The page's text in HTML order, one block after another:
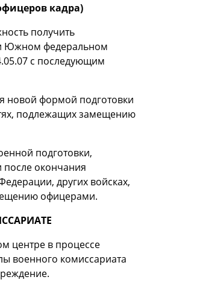
кадра)
получить
Южном федеральном
с последующим
новой формой подготовки
подлежащих замещению
подготовки,
окончания
других войсках,
офицерами.
центре в процессе
военного комиссариата